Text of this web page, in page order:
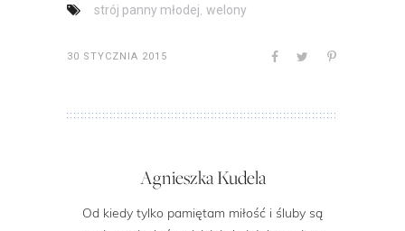
strój panny młodej, welony
30 STYCZNIA 2015
Agnieszka Kudela
Od kiedy tylko pamiętam miłość i śluby są